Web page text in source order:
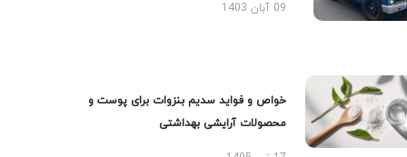
09 آبان 1403
خواص و فواید سدیم بنزوات برای پوست و
محصولات آرایشی بهداشتی